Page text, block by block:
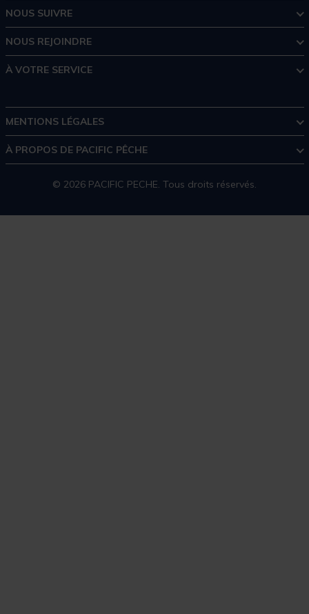
NOUS SUIVRE
NOUS REJOINDRE
À VOTRE SERVICE
MENTIONS LÉGALES
À PROPOS DE PACIFIC PÊCHE
© 2026 PACIFIC PECHE. Tous droits réservés.